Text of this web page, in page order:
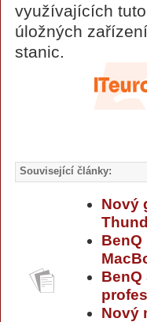
využívajících
úložných
stanic.
Související články:
Nový
BenQ
Nový